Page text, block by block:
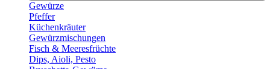
Gewürze
Pfeffer
Küchenkräuter
Gewürzmischungen
Fisch & Meeresfrüchte
Dips, Aioli, Pesto